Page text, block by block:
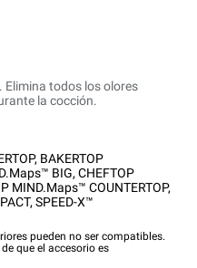
todos los olores
la cocción.
, BAKERTOP
BIG, CHEFTOP
MIND.Maps™ COUNTERTOP,
, SPEED-X™
pueden no ser compatibles.
que el accesorio es